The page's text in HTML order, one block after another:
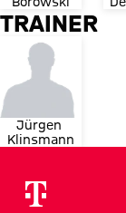
TRAINER
Jürgen
Klinsmann